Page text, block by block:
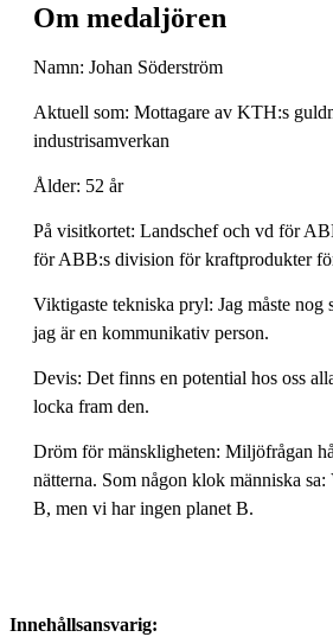
Om medaljören
Namn: Johan Söderström
Aktuell som: Mottagare av KTH:s
industrisamverkan
Ålder: 52 år
På visitkortet: Landschef och vd för
för ABB:s division för kraftprodukter
Viktigaste tekniska pryl: Jag måste nog
jag är en kommunikativ person.
Devis: Det finns en potential hos oss
locka fram den.
Dröm för mänskligheten: Miljöfrågan
nätterna. Som någon klok människa
B, men vi har ingen planet B.
Innehållsansvarig: